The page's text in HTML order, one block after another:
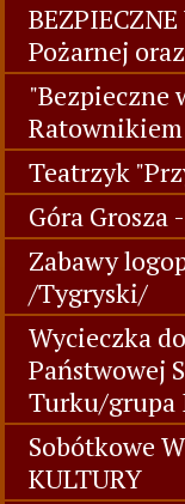
Pożarnej
"Bezpieczne
Teatrzyk
Góra Grosza
Zabawy
/Tygryski/
Wycieczka
Państwowej
Turku/grupa
Sobótkowe
KULTURY